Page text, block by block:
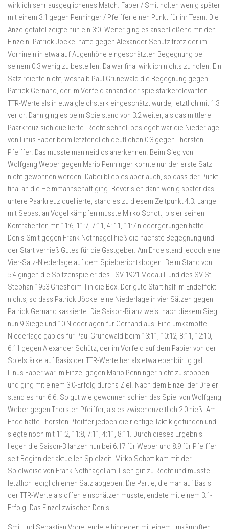
wirklich sehr ausgeglichenes Match. Faber / Smit holten wenig später
mit einem 3:1 gegen Penninger / Pfeiffer einen Punkt für ihr Team. Die
Anzeigetafel zeigte nun ein 3:0. Weiter ging es anschließend mit den
Einzeln. Patrick Jöckel hatte gegen Alexander Schütz trotz der im
Vorhinein in etwa auf Augenhöhe eingeschätzten Begegnung bei
seinem 0:3 wenig zu bestellen. Da war final wirklich nichts zu holen. Ein
Satz reichte nicht, weshalb Paul Grünewald die Begegnung gegen
Patrick Gernand, der im Vorfeld anhand der spielstärkerelevanten
TTR-Werte als in etwa gleichstark eingeschätzt wurde, letztlich mit 1:3
verlor. Dann ging es beim Spielstand von 3:2 weiter, als das mittlere
Paarkreuz sich duellierte. Recht schnell besiegelt war die Niederlage
von Linus Faber beim letztendlich deutlichen 0:3 gegen Thorsten
Pfeiffer. Das musste man neidlos anerkennen. Beim Sieg von
Wolfgang Weber gegen Mario Penninger konnte nur der erste Satz
nicht gewonnen werden. Dabei blieb es aber auch, so dass der Punkt
final an die Heimmannschaft ging. Bevor sich dann wenig später das
untere Paarkreuz duellierte, stand es zu diesem Zeitpunkt 4:3. Lange
mit Sebastian Vogel kämpfen musste Mirko Schott, bis er seinen
Kontrahenten mit 11:6, 11:7, 7:11, 4: 11, 11:7 niedergerungen hatte.
Denis Smit gegen Frank Nothnagel hieß die nächste Begegnung und
der Start verhieß Gutes für die Gastgeber. Am Ende stand jedoch eine
Vier-Satz-Niederlage auf dem Spielberichtsbogen. Beim Stand von
5:4 gingen die Spitzenspieler des TSV 1921 Modau II und des SV St.
Stephan 1953 Griesheim II in die Box. Der gute Start half im Endeffekt
nichts, so dass Patrick Jöckel eine Niederlage in vier Sätzen gegen
Patrick Gernand kassierte. Die Saison-Bilanz weist nach diesem Sieg
nun 9 Siege und 10 Niederlagen für Gernand aus. Eine umkämpfte
Niederlage gab es für Paul Grünewald beim 13:11, 10:12, 8:11, 12:10,
6:11 gegen Alexander Schütz, der im Vorfeld auf dem Papier von der
Spielstärke auf Basis der TTR-Werte her als etwa ebenbürtig galt.
Linus Faber war im Einzel gegen Mario Penninger nicht zu stoppen
und ging mit einem 3:0-Erfolg durchs Ziel. Nach dem Einzel der Dreier
stand es nun 6:6. So gut wie gewonnen schien das Spiel von Wolfgang
Weber gegen Thorsten Pfeiffer, als es zwischenzeitlich 2:0 hieß. Am
Ende hatte Thorsten Pfeiffer jedoch die richtige Taktik gefunden und
siegte noch mit 11:2, 11:8, 7:11, 4:11, 8:11. Durch dieses Ergebnis
liegen die Saison-Bilanzen nun bei 6:17 für Weber und 8:9 für Pfeiffer
seit Beginn der aktuellen Spielzeit. Mirko Schott kam mit der
Spielweise von Frank Nothnagel am Tisch gut zu Recht und musste
letztlich lediglich einen Satz abgeben. Die Partie, die man auf Basis
der TTR-Werte als offen einschätzen musste, endete mit einem 3:1-
Erfolg. Das Einzel zwischen Denis